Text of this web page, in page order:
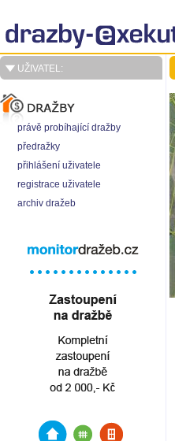
UŽIVATEL:
právě probíhající dražby
předražky
přihlášení uživatele
registrace uživatele
archiv dražeb